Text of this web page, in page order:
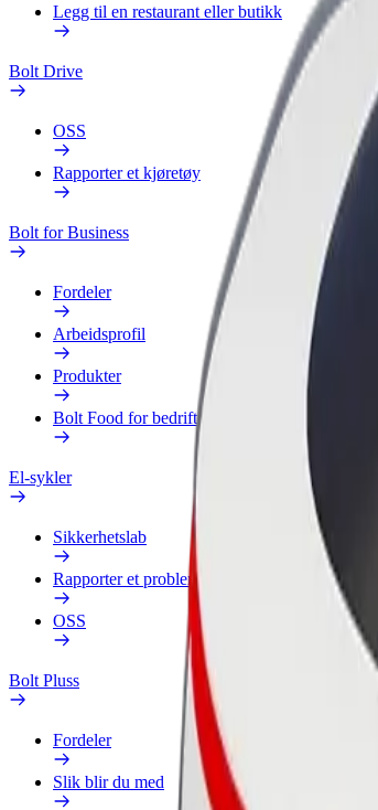
Legg til en restaurant eller butikk
Bolt Drive
OSS
Rapporter et kjøretøy
Bolt for Business
Fordeler
Arbeidsprofil
Produkter
Bolt Food for bedrifter
El-sykler
Sikkerhetslab
Rapporter et problem
OSS
Bolt Pluss
Fordeler
Slik blir du med